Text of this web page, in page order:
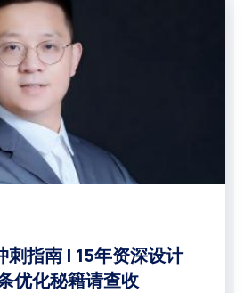
刺指南 | 15年资深设计
优化秘籍请查收